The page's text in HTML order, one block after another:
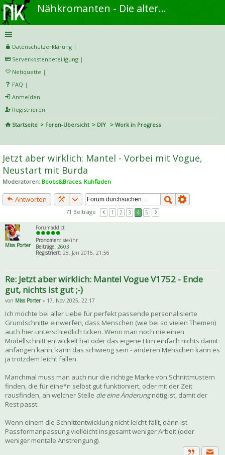
Nähkromanten - Die alternative Näh- und DIY-Community
Datenschutzerklärung |
Serverkostenbeteiligung |
Netiquette |
FAQ |
Anmelden
Registrieren
Startseite
Foren-Übersicht DIY
Work in Progress
he
Jetzt aber wirklich: Mantel - Vorbei mit Vogue,
Neustart mit Burda
Moderatoren: Boobs&Braces, Kuhfladen
Antworten
71 Beiträge 1 2 3 4 5
Miss Porter
Forumaddict
Pronomen: sie/ihr
Beiträge: 2603
Registriert: 28. Jan 2016, 21:56
Re: Jetzt aber wirklich: Mantel Vogue V1752 - Ende
gut, nichts ist gut ;-)
von Miss Porter» 17. Nov 2025, 22:17
Ich möchte bei aller Liebe für perfekt passende personalisierte
Grundschnitte einwerfen, dass Menschen (wie bei so vielen Themen)
auch hier unterschiedlich ticken. Wenn man noch nie einen
Modellschnitt entwickelt hat oder das eigene Hirn einfach nichts damit
anfangen kann, kann das schwierig sein - anderen Menschen kann es
ja trotzdem leicht fallen.
Manchmal muss man auch nur die richtige Marke von Schnittmustern
finden, die für eine*n selbst gut funktioniert, oder mit der Zeit
rausfinden, an welcher Stelle die eine Änderungnötig ist, damit der
Rest passt.
Wenn einem die Schnittentwicklung nicht leicht fällt, dann ist
Passformanpassung vielleicht insgesamt weniger Arbeit (oder
weniger mentale Anstrengung).